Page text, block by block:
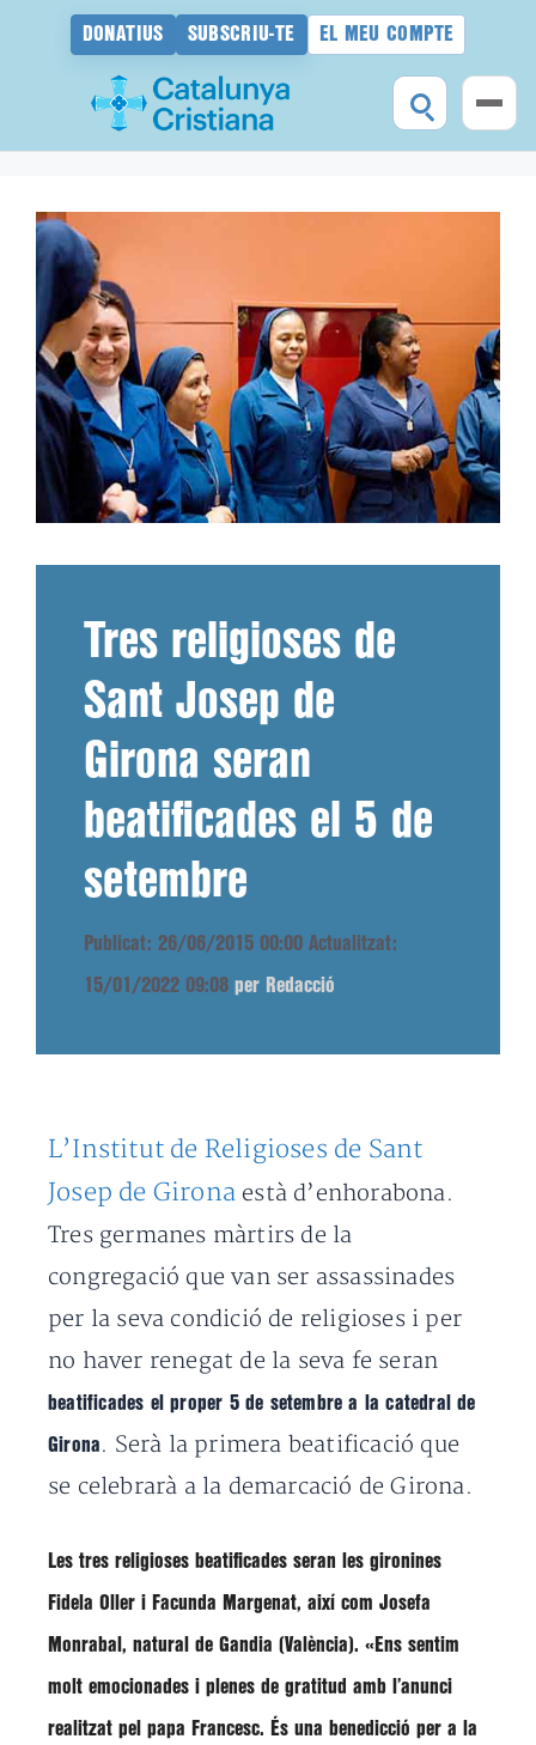
DONATIUS SUBSCRIU-TE EL MEU COMPTE
contingut
Tres religioses de
Sant Josep de
Girona seran
beatificades el 5 de
setembre
Publicat: 26/06/2015 00:00 Actualitzat:
15/01/2022 09:08 per Redacció
L’Institut de Religioses de Sant
Josep de Girona està d’enhorabona.
Tres germanes màrtirs de la
congregació que van ser assassinades
per la seva condició de religioses i per
no haver renegat de la seva fe seran
beatificades el proper 5 de setembre a la catedral de
Girona . Serà la primera beatificació que
se celebrarà a la demarcació de Girona.
Les tres religioses beatificades seran les gironines
Fidela Oller i Facunda Margenat, així com Josefa
Monrabal , natural de Gandia (València). «Ens sentim
molt emocionades i plenes de gratitud amb l’anunci
realitzat pel papa Francesc. És una benedicció per a la